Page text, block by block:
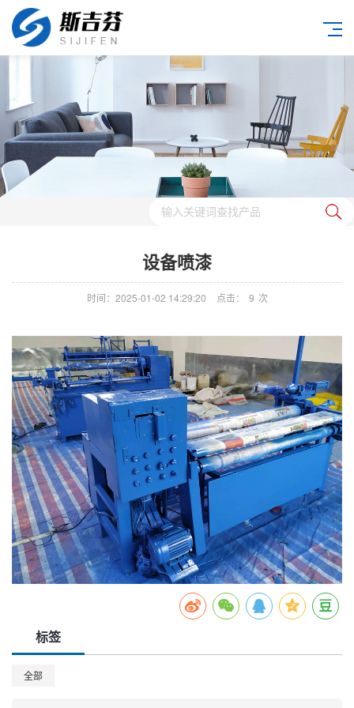
设备喷漆
时间：2025-01-02 14:29:20 点击： 9 次
标签
全部